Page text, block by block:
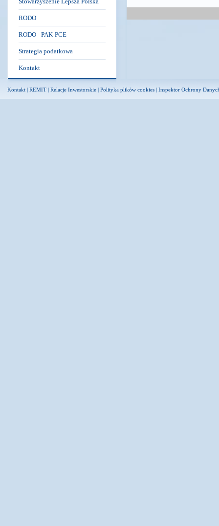
RODO
RODO - PAK-PCE
Strategia podatkowa
Kontakt
Kontakt | REMIT | Relacje Inwestorskie | Polityka plików cookies | Inspektor Ochrony